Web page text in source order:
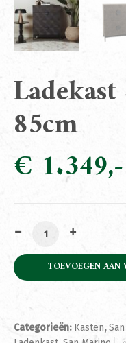
85cm
€ 1.349
Ladekast San
TOEVOEGEN AAN
Categorieën: Kasten,